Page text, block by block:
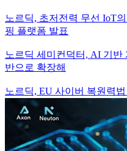
노르딕, 초저전력 무선 IoT
핑 플랫폼 발표
노르딕 세미컨덕터, AI 기반
반으로 확장해
노르딕, EU 사이버 복원력